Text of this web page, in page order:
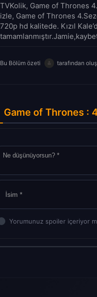
TVKolik, Game of Thrones
izle, Game of Thrones
720p hd kalitede. Kızıl
Bu Bölüm özeti tarafından
Game of Thrones :
Yorumunuz spoiler içeriyor